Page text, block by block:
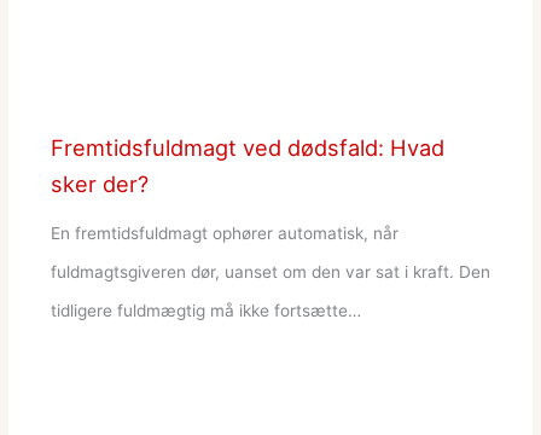
Fremtidsfuldmagt ved dødsfald: Hvad
sker der?
En fremtidsfuldmagt ophører automatisk, når
fuldmagtsgiveren dør, uanset om den var sat i kraft. Den
tidligere fuldmægtig må ikke fortsætte…